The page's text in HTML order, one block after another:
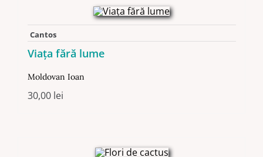
Cantos
Viaţa fără lume
Moldovan Ioan
30,00 lei